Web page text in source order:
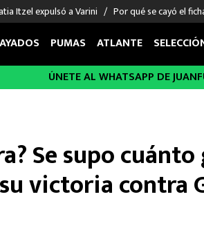
Itzel expulsó a Varini Por qué se cayó el
EN EL EXTRANJERO FIGURAS
Sergio Ramos
Giorgos
André Jardine
PUMAS ATLANTE
ÚNETE AL WHATSAPP DE
Se supo
victoria contra